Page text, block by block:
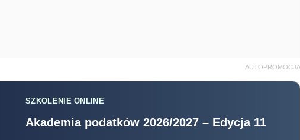
AUTOPROMOCJA
SZKOLENIE ONLINE
Akademia podatków 2026/2027 – Edycja 11